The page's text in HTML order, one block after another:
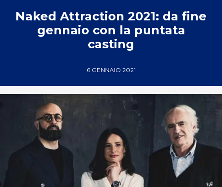
Naked Attraction 2021: da fine
gennaio con la puntata
casting
6 GENNAIO 2021